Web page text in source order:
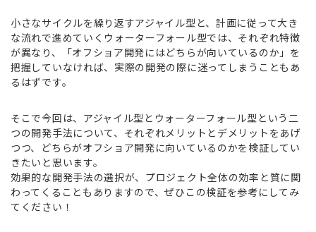
小さなサイクルを繰り返すアジャイル型と、計画に従って大き
な流れで進めていくウォーターフォール型では、それぞれ特徴
が異なり、「オフショア開発にはどちらが向いているのか」を
把握していなければ、実際の開発の際に迷ってしまうこともあ
るはずです。
そこで今回は、アジャイル型とウォーターフォール型という二
つの開発手法について、それぞれメリットとデメリットをあげ
つつ、どちらがオフショア開発に向いているのかを検証してい
きたいと思います。
効果的な開発手法の選択が、プロジェクト全体の効率と質に関
わってくることもありますので、ぜひこの検証を参考にしてみ
てください！